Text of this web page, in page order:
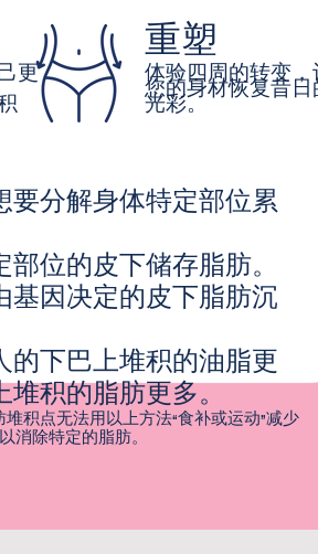
要分解身体特定部位累
位的皮下储存脂肪。
基因决定的皮下脂肪沉
的下巴上堆积的油脂更
积的脂肪更多。
积点无法用以上方法“食补或运动”减少
消除特定的脂肪。
重塑
体验四周的转变，
您的身材恢复昔日
光彩。
更